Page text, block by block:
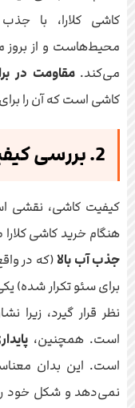
کاشی کلارا، با
محیط‌هاست و از بروز
می‌کند.مقاومت در
کاشی است که آن را
2. بررسی کیفیت و مشخصات فنی
کیفیت کاشی، نقشی
هنگام خرید کاشی کلارا ۶۰×3۰، به مشخصات فنی آن توجه کنید.
جذب آب بالا(که در
برای سئو تکرار شده)
نظر قرار گیرد، زیرا
است. همچنین،
است. این بدان
نمی‌دهد و شکل خود